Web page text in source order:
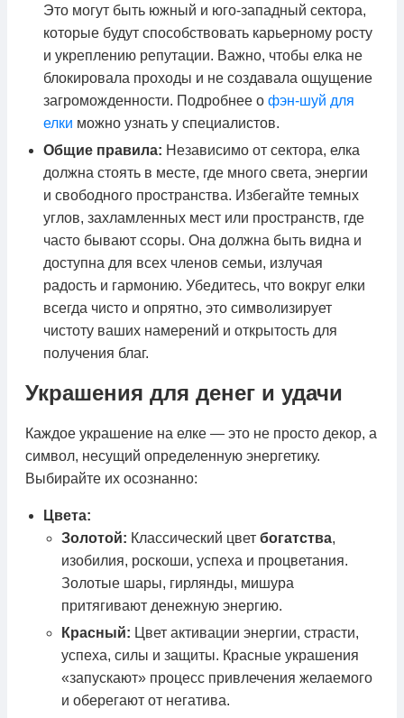
Это могут быть южный и юго-западный сектора,
которые будут способствовать карьерному росту
и укреплению репутации. Важно, чтобы елка не
блокировала проходы и не создавала ощущение
загроможденности. Подробнее о фэн-шуй для
елки можно узнать у специалистов.
Общие правила: Независимо от сектора, елка
должна стоять в месте, где много света, энергии
и свободного пространства. Избегайте темных
углов, захламленных мест или пространств, где
часто бывают ссоры. Она должна быть видна и
доступна для всех членов семьи, излучая
радость и гармонию. Убедитесь, что вокруг елки
всегда чисто и опрятно, это символизирует
чистоту ваших намерений и открытость для
получения благ.
Украшения для денег и удачи
Каждое украшение на елке — это не просто декор, а
символ, несущий определенную энергетику.
Выбирайте их осознанно:
Цвета:
Золотой: Классический цвет богатства,
изобилия, роскоши, успеха и процветания.
Золотые шары, гирлянды, мишура
притягивают денежную энергию.
Красный: Цвет активации энергии, страсти,
успеха, силы и защиты. Красные украшения
«запускают» процесс привлечения желаемого
и оберегают от негатива.